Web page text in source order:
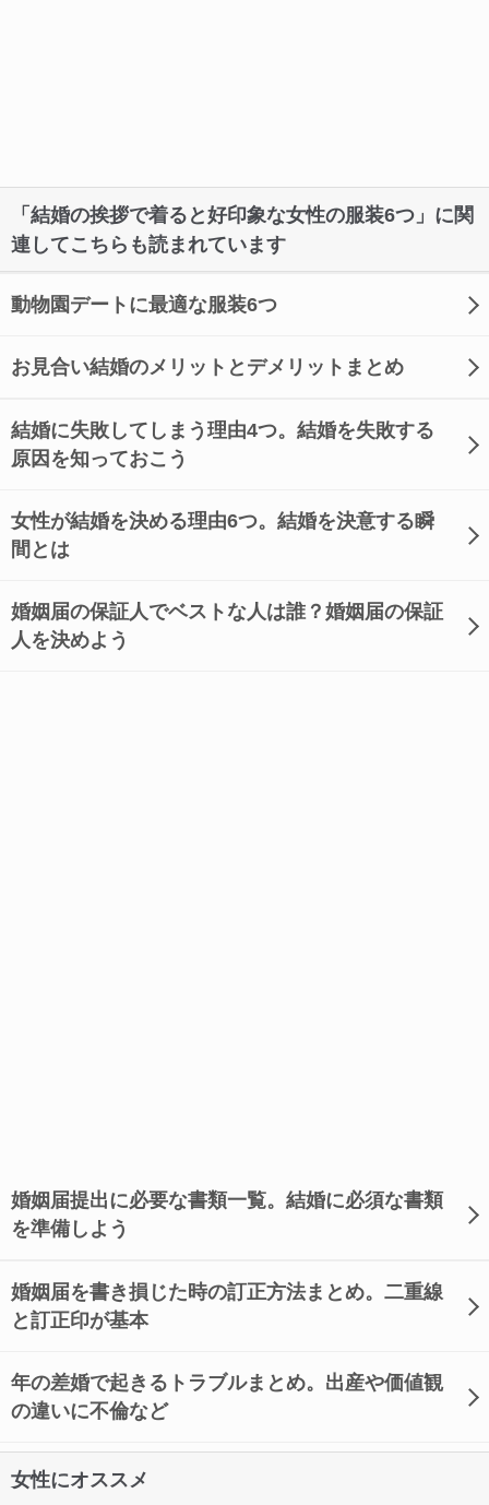
「結婚の挨拶で着ると好印象な女性の服装6つ」に関
連してこちらも読まれています
動物園デートに最適な服装6つ
お見合い結婚のメリットとデメリットまとめ
結婚に失敗してしまう理由4つ。結婚を失敗する
原因を知っておこう
女性が結婚を決める理由6つ。結婚を決意する瞬
間とは
婚姻届の保証人でベストな人は誰？婚姻届の保証
人を決めよう
婚姻届提出に必要な書類一覧。結婚に必須な書類
を準備しよう
婚姻届を書き損じた時の訂正方法まとめ。二重線
と訂正印が基本
年の差婚で起きるトラブルまとめ。出産や価値観
の違いに不倫など
女性にオススメ